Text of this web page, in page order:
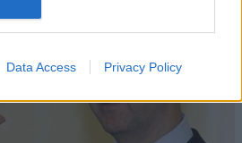
Data Access Privacy Policy